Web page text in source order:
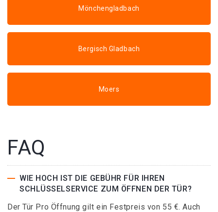
Mönchengladbach
Bergisch Gladbach
Moers
FAQ
WIE HOCH IST DIE GEBÜHR FÜR IHREN
SCHLÜSSELSERVICE ZUM ÖFFNEN DER TÜR?
Der Tür Pro Öffnung gilt ein Festpreis von 55 €. Auch